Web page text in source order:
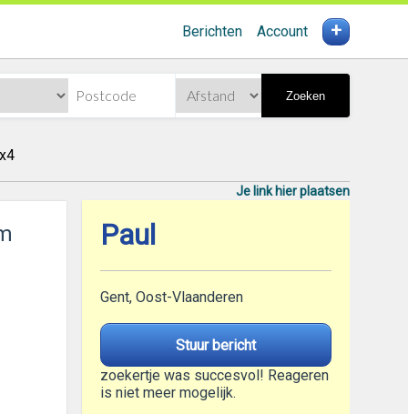
Berichten Account +
Zoeken
Je link hier plaatsen
Paul
Gent, Oost-Vlaanderen
Stuur bericht
zoekertje was succesvol! Reageren
is niet meer mogelijk.